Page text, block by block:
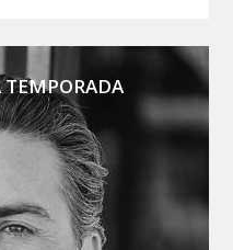
TEMPORADA